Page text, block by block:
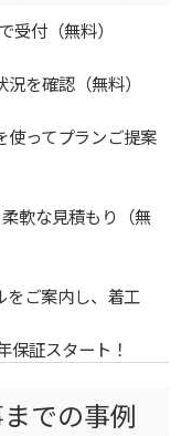
受付（無料）
を確認（無料）
使ってプランご提案
軟な見積もり（無
をご案内し、着工
保証スタート！
での事例